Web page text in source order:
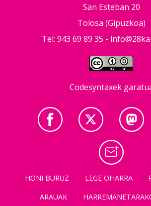
San Esteban 20
Tolosa (Gipuzkoa)
Tel: 943 69 89 35 -
Codesyntaxek
HONI BURUZ LEGE OHARRA
ARAUAK